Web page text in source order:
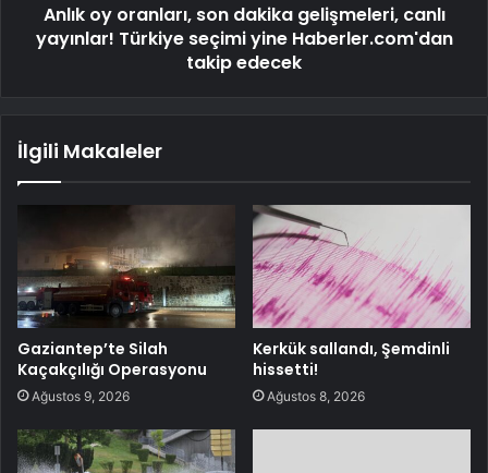
Anlık oy oranları, son dakika gelişmeleri, canlı
yayınlar! Türkiye seçimi yine Haberler.com'dan
takip edecek
İlgili Makaleler
Gaziantep’te Silah
Kaçakçılığı Operasyonu
Ağustos 9, 2026
Kerkük sallandı, Şemdinli
hissetti!
Ağustos 8, 2026